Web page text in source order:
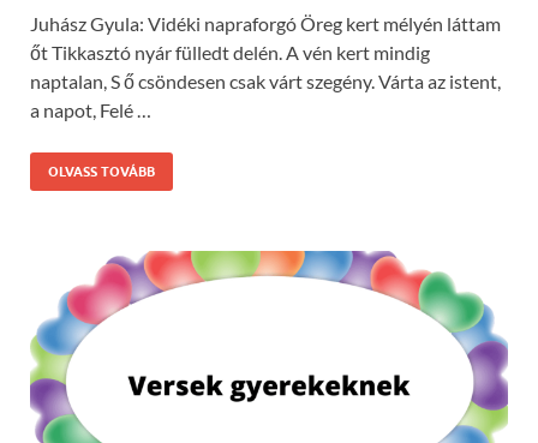
Juhász Gyula: Vidéki napraforgó Öreg kert mélyén láttam
őt Tikkasztó nyár fülledt delén. A vén kert mindig
naptalan, S ő csöndesen csak várt szegény. Várta az istent,
a napot, Felé …
OLVASS TOVÁBB